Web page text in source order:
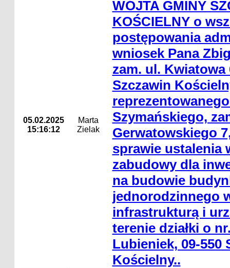
05.02.2025
15:16:12
Marta
Zielak
WÓJTA GMINY
KOŚCIELNY o
postępowania
wniosek Pana
zam. ul. Kwiatowa
Szczawin
Szymańskiego,
Gerwatowskiego
sprawie ustalenia
zabudowy dla
na budowie
jednorodzinnego
infrastrukturą i
terenie działki o
Lubieniek, 09-550
Kościelny..